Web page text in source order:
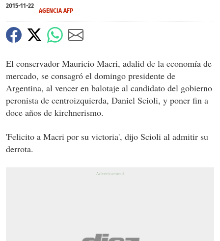
2015-11-22
AGENCIA AFP
El conservador Mauricio Macri, adalid de la economía de
mercado, se consagró el domingo presidente de
Argentina, al vencer en balotaje al candidato del gobierno
peronista de centroizquierda, Daniel Scioli, y poner fin a
doce años de kirchnerismo.
'Felicito a Macri por su victoria', dijo Scioli al admitir su
derrota.